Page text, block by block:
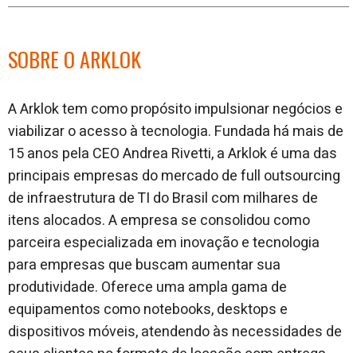
SOBRE O ARKLOK
A Arklok tem como propósito impulsionar negócios e
viabilizar o acesso à tecnologia. Fundada há mais de
15 anos pela CEO Andrea Rivetti, a Arklok é uma das
principais empresas do mercado de full outsourcing
de infraestrutura de TI do Brasil com milhares de
itens alocados. A empresa se consolidou como
parceira especializada em inovação e tecnologia
para empresas que buscam aumentar sua
produtividade. Oferece uma ampla gama de
equipamentos como notebooks, desktops e
dispositivos móveis, atendendo às necessidades de